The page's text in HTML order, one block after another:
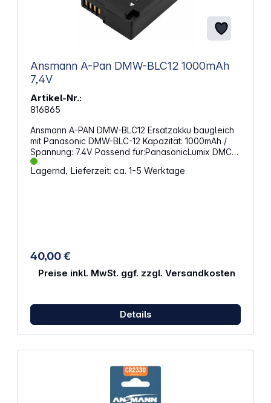
Ansmann A-Pan DMW-BLC12 1000mAh
7,4V
Artikel-Nr.:
816865
Ansmann A-PAN DMW-BLC12 Ersatzakku baugleich
mit Panasonic DMW-BLC-12 Kapazität: 1000mAh /
Spannung: 7.4V Passend für:PanasonicLumix DMC-
FZ200, Lumix DMC-FZ2000, Lumix DMC-FZ62, Lumix
DMC-GH2, Lumix DMC-G5, Lumix DMC-G7, Lumix
Lagernd, Lieferzeit: ca. 1-5 Werktage
40,00 €
Preise inkl. MwSt. ggf. zzgl. Versandkosten
Details